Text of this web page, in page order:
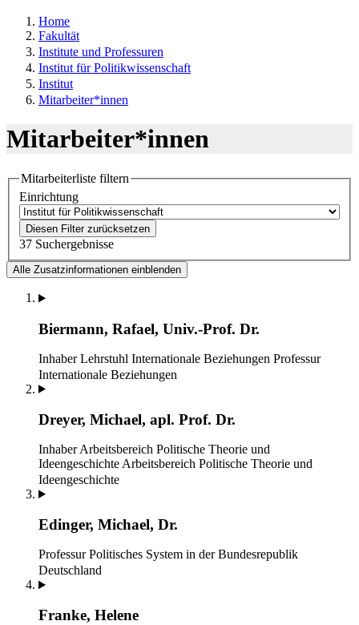
Home
Fakultät
Institute und Professuren
Institut für Politikwissenschaft
Institut
Mitarbeiter*innen
Mitarbeiter*innen
Mitarbeiterliste filtern
Einrichtung
Diesen Filter zurücksetzen
37 Suchergebnisse
Alle Zusatzinformationen einblenden
Biermann, Rafael, Univ.-Prof. Dr.
Inhaber Lehrstuhl Internationale Beziehungen Professur
Internationale Beziehungen
Dreyer, Michael, apl. Prof. Dr.
Inhaber Arbeitsbereich Politische Theorie und
Ideengeschichte Arbeitsbereich Politische Theorie und
Ideengeschichte
Edinger, Michael, Dr.
Professur Politisches System in der Bundesrepublik
Deutschland
Franke, Helene